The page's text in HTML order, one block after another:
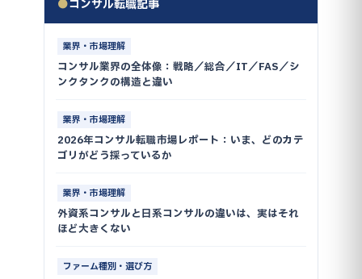
●コンサル転職記事
業界・市場理解
コンサル業界の全体像：戦略／総合／IT／FAS／シ
ンクタンクの構造と違い
業界・市場理解
2026年コンサル転職市場レポート：いま、どのカテ
ゴリがどう採っているか
業界・市場理解
外資系コンサルと日系コンサルの違いは、実はそれ
ほど大きくない
ファーム種別・選び方